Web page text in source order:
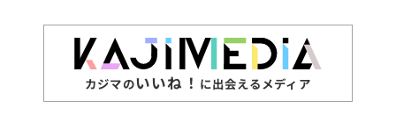
カジマのいいね！ に出会えるメディア